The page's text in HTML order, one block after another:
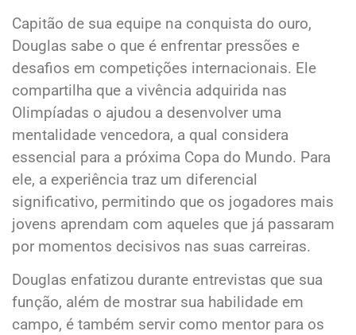
Capitão de sua equipe na conquista do ouro,
Douglas sabe o que é enfrentar pressões e
desafios em competições internacionais. Ele
compartilha que a vivência adquirida nas
Olimpíadas o ajudou a desenvolver uma
mentalidade vencedora, a qual considera
essencial para a próxima Copa do Mundo. Para
ele, a experiência traz um diferencial
significativo, permitindo que os jogadores mais
jovens aprendam com aqueles que já passaram
por momentos decisivos nas suas carreiras.
Douglas enfatizou durante entrevistas que sua
função, além de mostrar sua habilidade em
campo, é também servir como mentor para os